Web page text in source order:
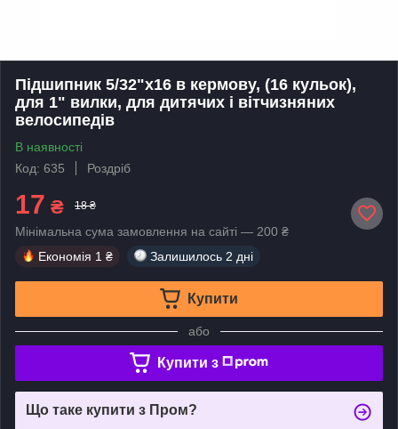
Підшипник 5/32"x16 в кермову, (16 кульок),
для 1" вилки, для дитячих і вітчизняних
велосипедів
В наявності
Код: 635
Роздріб
17 ₴ 18 ₴
Мінімальна сума замовлення на сайті — 200 ₴
Економія 1 ₴ Залишилось 2 дні
Купити
або
Купити з
Що таке купити з Пром?